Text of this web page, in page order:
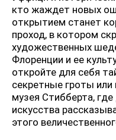
кто жаждет новых
открытием станет
проход, в котором
художественных
Флоренции и ее
откройте для себя
секретные гроты или
музея Стибберта,
искусства
этого